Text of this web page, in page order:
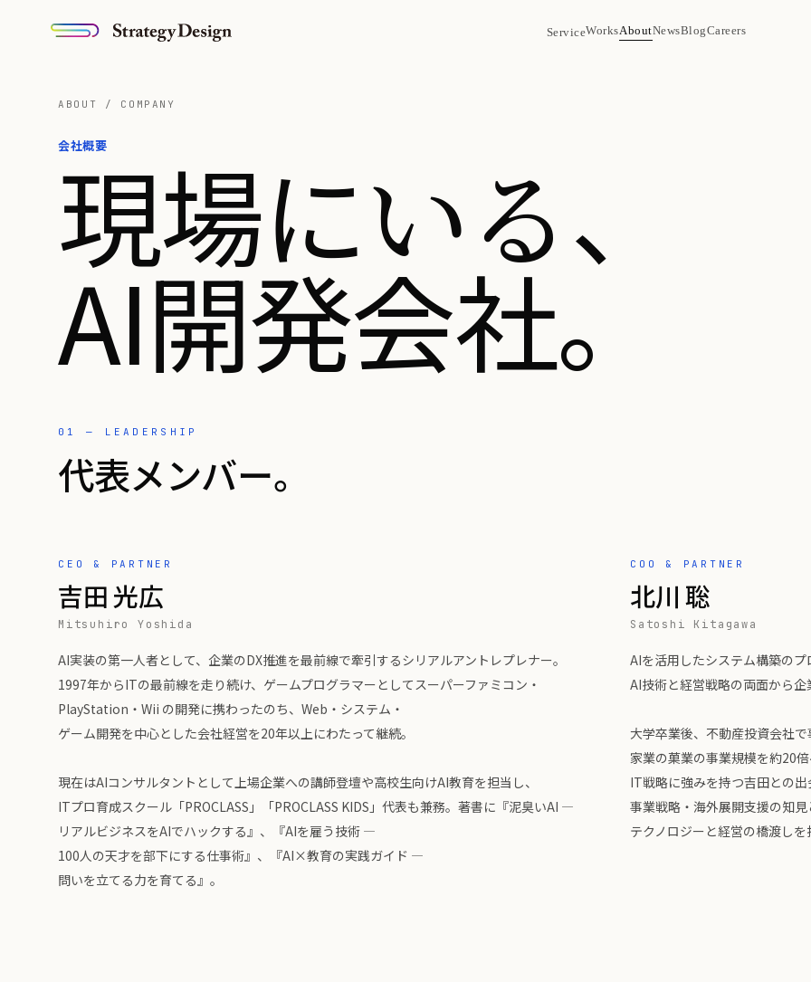
ServiceWorksAboutNewsBlogCareers
ABOUT / COMPANY
会社概要
現場にいる、
AI開発会社。
01 — LEADERSHIP
代表メンバー。
CEO & PARTNER
吉田 光広
Mitsuhiro Yoshida
AI実装の第一人者として、企業のDX推進を最前線で牽引するシリアルアントレプレナー。
1997年からITの最前線を走り続け、ゲームプログラマーとしてスーパーファミコン・
PlayStation・Wii の開発に携わったのち、Web・システム・
ゲーム開発を中心とした会社経営を20年以上にわたって継続。
現在はAIコンサルタントとして上場企業への講師登壇や高校生向けAI教育を担当し、
ITプロ育成スクール「PROCLASS」「PROCLASS KIDS」代表も兼務。著書に『泥臭いAI ―
リアルビジネスをAIでハックする』、『AIを雇う技術 ―
100人の天才を部下にする仕事術』、『AI×教育の実践ガイド ―
問いを立てる力を育てる』。
COO & PARTNER
北川 聡
Satoshi Kitagawa
AIを活用したシステム構築の
AI技術と経営戦略の両面から
大学卒業後、不動産投資会社
家業の菓業の事業規模を約20
IT戦略に強みを持つ吉田との
事業戦略・海外展開支援の知
テクノロジーと経営の橋渡しを